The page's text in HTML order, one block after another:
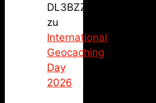
DL3BZZ
zu
International
Geocaching
Day
2026